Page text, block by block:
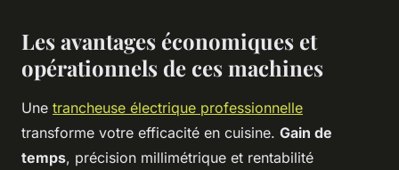
Les avantages économiques et
opérationnels de ces machines
Une trancheuse électrique professionnelle
transforme votre efficacité en cuisine. Gain de
temps, précision millimétrique et rentabilité